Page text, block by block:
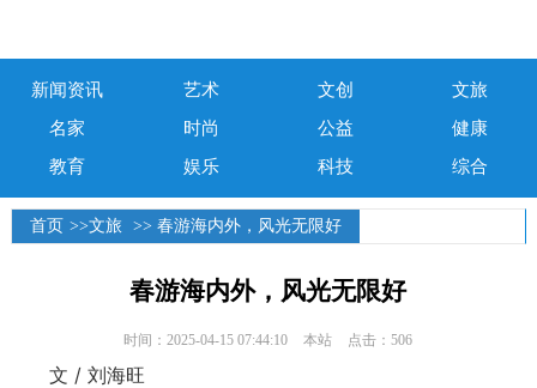
新闻资讯 艺术 文创
文旅
名家
时尚 公益
健康
教育
娱乐 科技 综合
首页 >>文旅 >> 春游海内外，风光无限好
春游海内外，风光无限好
时间：2025-04-15 07:44:10 本站 点击：506
文 / 刘海旺